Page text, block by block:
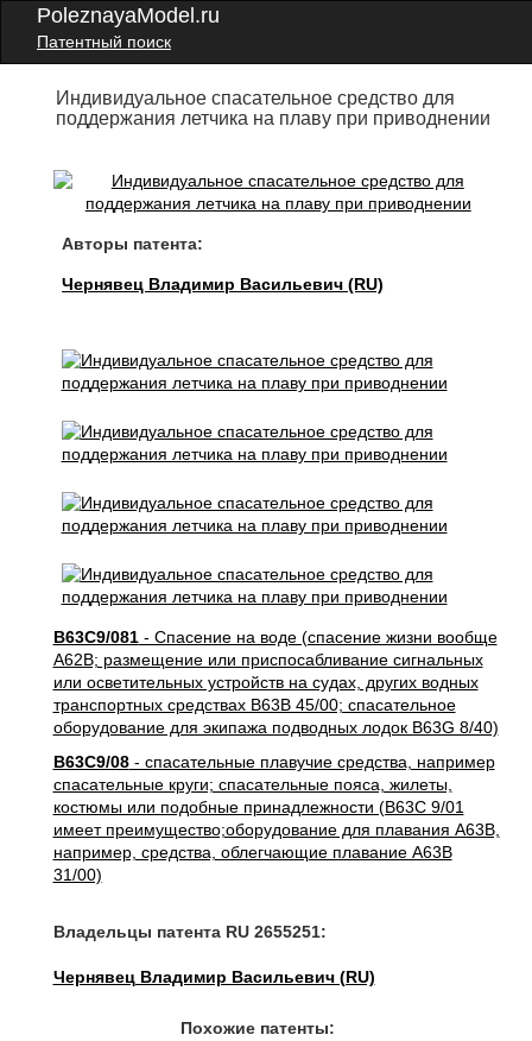
PoleznayaModel.ru
Патентный поиск
Индивидуальное спасательное средство для
поддержания летчика на плаву при приводнении
Авторы патента:
Чернявец Владимир Васильевич (RU)
B63C9/081- Спасение на воде (спасение жизни вообще
A62B; размещение или приспосабливание сигнальных
или осветительных устройств на судах, других водных
транспортных средствах B63B 45/00; спасательное
оборудование для экипажа подводных лодок B63G 8/40)
B63C9/08- спасательные плавучие средства, например
спасательные круги; спасательные пояса, жилеты,
костюмы или подобные принадлежности (B63C 9/01
имеет преимущество;оборудование для плавания A63B,
например, средства, облегчающие плавание A63B
31/00)
Владельцы патента RU 2655251:
Чернявец Владимир Васильевич (RU)
Похожие патенты: